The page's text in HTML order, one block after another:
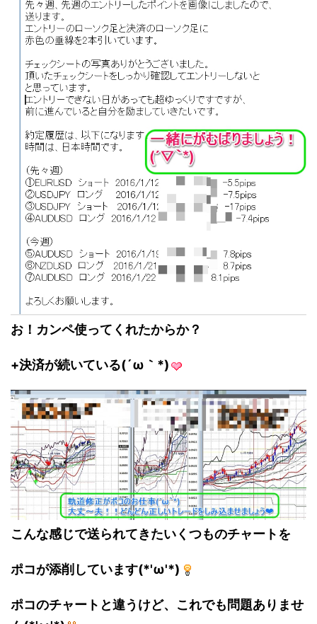
お！カンペ使ってくれたからか？
+決済が続いている(´ω｀*)
こんな感じで送られてきたいくつものチャートを
ポコが添削しています(*'ω'*)
ポコのチャートと違うけど、これでも問題ありませ